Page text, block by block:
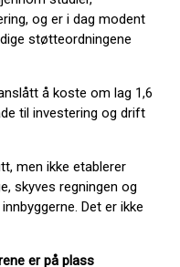
og er i dag modent
støtteordningene
å koste om lag 1,6
til investering og drift
men ikke etablerer
skyves regningen og
Det er ikke
er på plass